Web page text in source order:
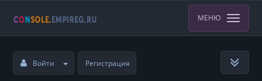
МЕНЮ
Войти Регистрация